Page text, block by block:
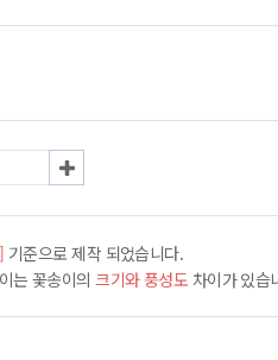
기준으로 제작 되었습니다.
는 꽃송이의크기와 풍성도 차이가 있습